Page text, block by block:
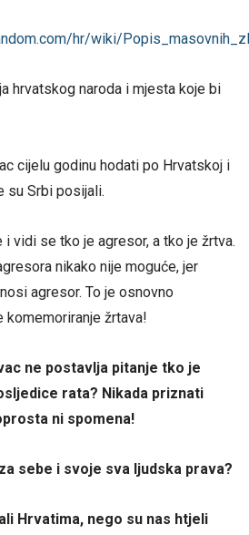
hr/wiki/
hrvatskog naroda i mjesta koje bi
cijelu godinu hodati po Hrvatskoj i
su Srbi posijali.
vidi se tko je agresor, a tko je žrtva.
nikako nije moguće, jer
agresor. To je osnovno
žrtava!
ne postavlja pitanje tko je
rata? Nikada priznati
ni spomena!
sebe i svoje sva ljudska prava?
Hrvatima, nego su nas htjeli